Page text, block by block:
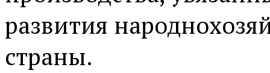
развития
страны.